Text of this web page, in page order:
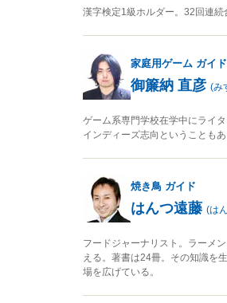
漢字検定1級ホルダー。32回連続
家庭用ゲーム ガイド
御簾納 直彦 (み
ゲーム系専門学校在学中にライ
インディーズ志向ということも
焼き鳥 ガイド
はんつ遠藤 (は
フードジャーナリスト。ラーメ
える。著書は24冊。その知識を
場を広げている。